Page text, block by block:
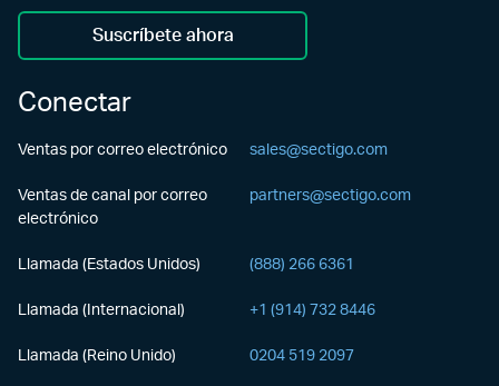
Suscríbete ahora
Conectar
Ventas por correo electrónico sales@sectigo.com
Ventas de canal por correo
electrónico
partners@sectigo.com
Llamada (Estados Unidos) (888) 266 6361
Llamada (Internacional) +1 (914) 732 8446
Llamada (Reino Unido) 0204 519 2097